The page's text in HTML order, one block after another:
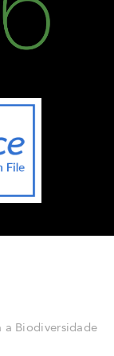
a Biodiversidade